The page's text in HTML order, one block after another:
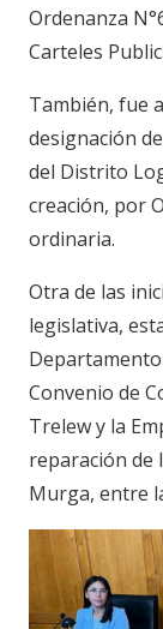
Ordenanza
Carteles
También, fue
designación
del Distrito
creación, por
ordinaria.
Otra de las
legislativa,
Convenio de
Trelew y la
reparación de
Murga, entre